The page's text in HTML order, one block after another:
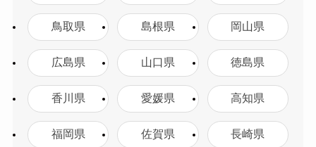
鳥取県 島根県 岡山県
広島県 山口県 徳島県
香川県 愛媛県 高知県
福岡県 佐賀県 長崎県